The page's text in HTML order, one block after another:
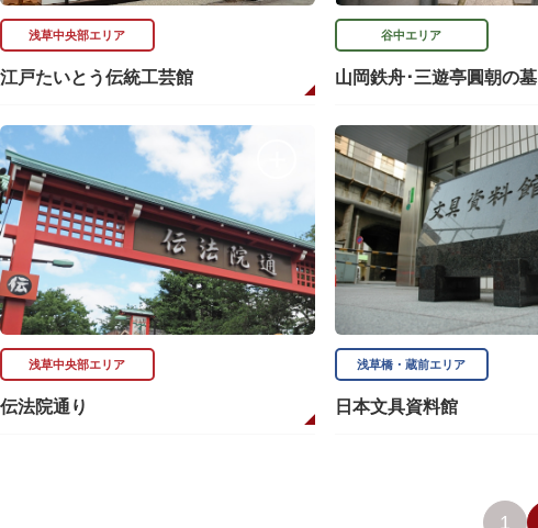
浅草中央部エリア
江戸たいとう伝統工芸館
谷中エリア
山岡鉄舟･三遊亭圓朝の墓
浅草中央部エリア
伝法院通り
浅草橋・蔵前エリア
日本文具資料館
1